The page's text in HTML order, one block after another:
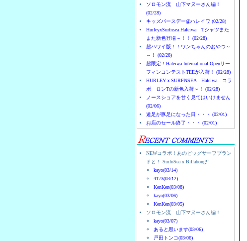
ソロモン流 山下マヌーさん編！
(02/28)
キッズバースデー@ハレイワ (02/28)
HurleyxSurfnsea Haleiwa Tシャツまた
また新色登場～！！ (02/28)
超ハワイ版！！ワンちゃんのおやつ～
～！ (02/28)
超限定！Haleiwa International Openサー
フィンコンテストTEEが入荷！ (02/28)
HURLEYｘSURFNSEA Haleiwa コラ
ボ ロンTの新色入荷～！ (02/28)
ノースショアを甘く見てはいけません
(02/06)
遠足が豚足になった日・・・ (02/01)
お店のセール終了・・・ (02/01)
NEWコラボ！あのビッグサーフブラン
ドと！ SurfnSea x Billabong!!
kayo(03/14)
4173(03/12)
KenKen(03/08)
kayo(03/06)
KenKen(03/05)
ソロモン流 山下マヌーさん編！
kayo(03/07)
あると思います(03/06)
戸田トンコ(03/06)